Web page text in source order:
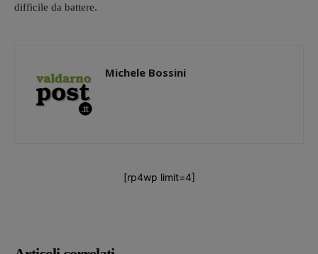
difficile da battere.
Michele Bossini
[rp4wp limit=4]